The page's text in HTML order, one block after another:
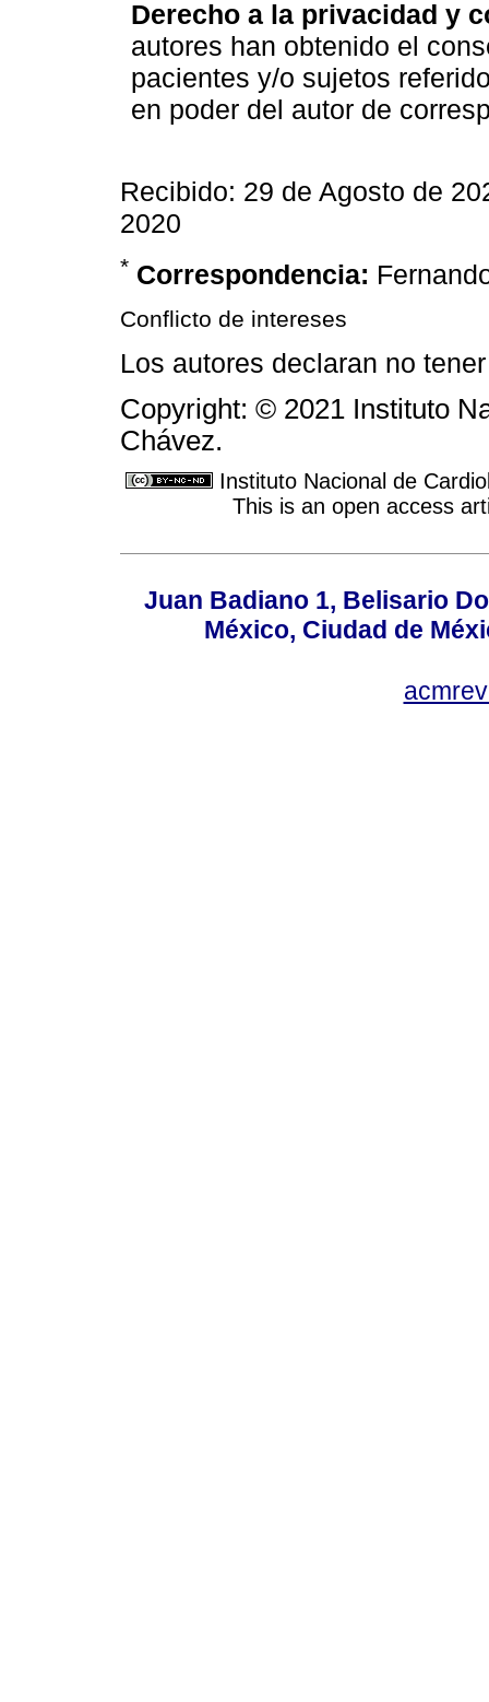
Derecho a la privacidad y
autores han obtenido el
pacientes y/o sujetos
en poder del autor de
Recibido: 29 de Agosto de
2020
* Correspondencia:
Conflicto de intereses
Los autores declaran no
Copyright: © 2021 Instituto
Chávez.
Instituto Nacional de
This is an open access
Juan Badiano 1, Belisario
México, Ciudad de